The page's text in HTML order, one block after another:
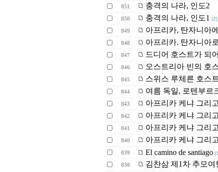
851 충격의 나라, 인도2
850 충격의 나라, 인도1 [2]
849 아프리카, 탄자니아
848 아프리카. 탄자니아
847 드디어 호스트가 되
846 오스트리아 빈의 호
845 스위스 루체른 호스
844 여름 독일, 로텐부르
843 아프리카 케냐 그리
842 아프리카 케냐 그리
841 아프리카 케냐 그리
840 아프리카 케냐 그리
839 El camino de santiago
838 김찬삼 제1차 추모여